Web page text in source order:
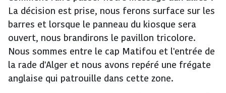
La décision est prise, nous ferons surface sur les
barres et lorsque le panneau du kiosque sera
ouvert, nous brandirons le pavillon tricolore.
Nous sommes entre le cap Matifou et l'entrée de
la rade d'Alger et nous avons repéré une frégate
anglaise qui patrouille dans cette zone.